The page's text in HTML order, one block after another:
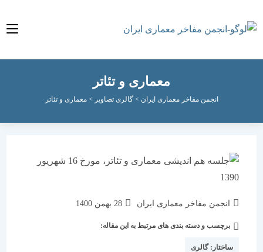
معماری و تئاتر
انجمن مفاخر معماری ایران > گالری تصاویر>معماری و تئاتر
انجمن مفاخر معماری ایران
نوشته
شده
28 بهمن 1400
برچسب و دسته بندی های مرتبط به این مقاله:
ساختار:گالری